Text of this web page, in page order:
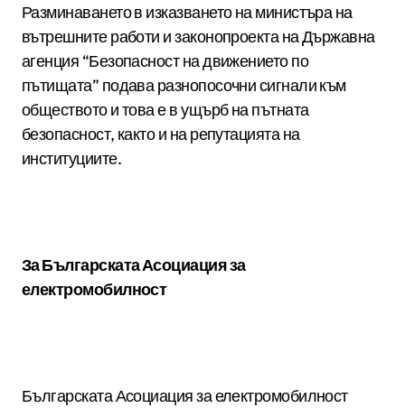
Разминаването в изказването на министъра на
вътрешните работи и законопроекта на Държавна
агенция “Безопасност на движението по
пътищата” подава разнопосочни сигнали към
обществото и това е в ущърб на пътната
безопасност, както и на репутацията на
институциите.
За Българската Асоциация за
електромобилност
Българската Асоциация за електромобилност